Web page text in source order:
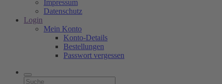
Impressum
Datenschutz
Login
Mein Konto
Konto-Details
Bestellungen
Passwort vergessen